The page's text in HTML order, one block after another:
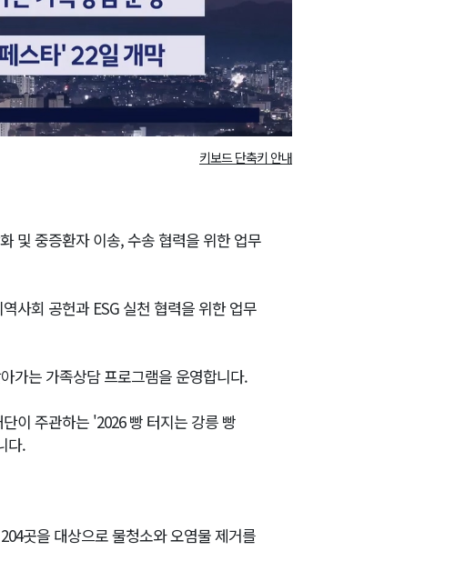
키보드 단축키 안내
및 중증환자 이송, 수송 협력을 위한 업무
사회 공헌과 ESG 실천 협력을 위한 업무
가는 가족상담 프로그램을 운영합니다.
이 주관하는 '2026 빵 터지는 강릉 빵
다.
곳을 대상으로 물청소와 오염물 제거를